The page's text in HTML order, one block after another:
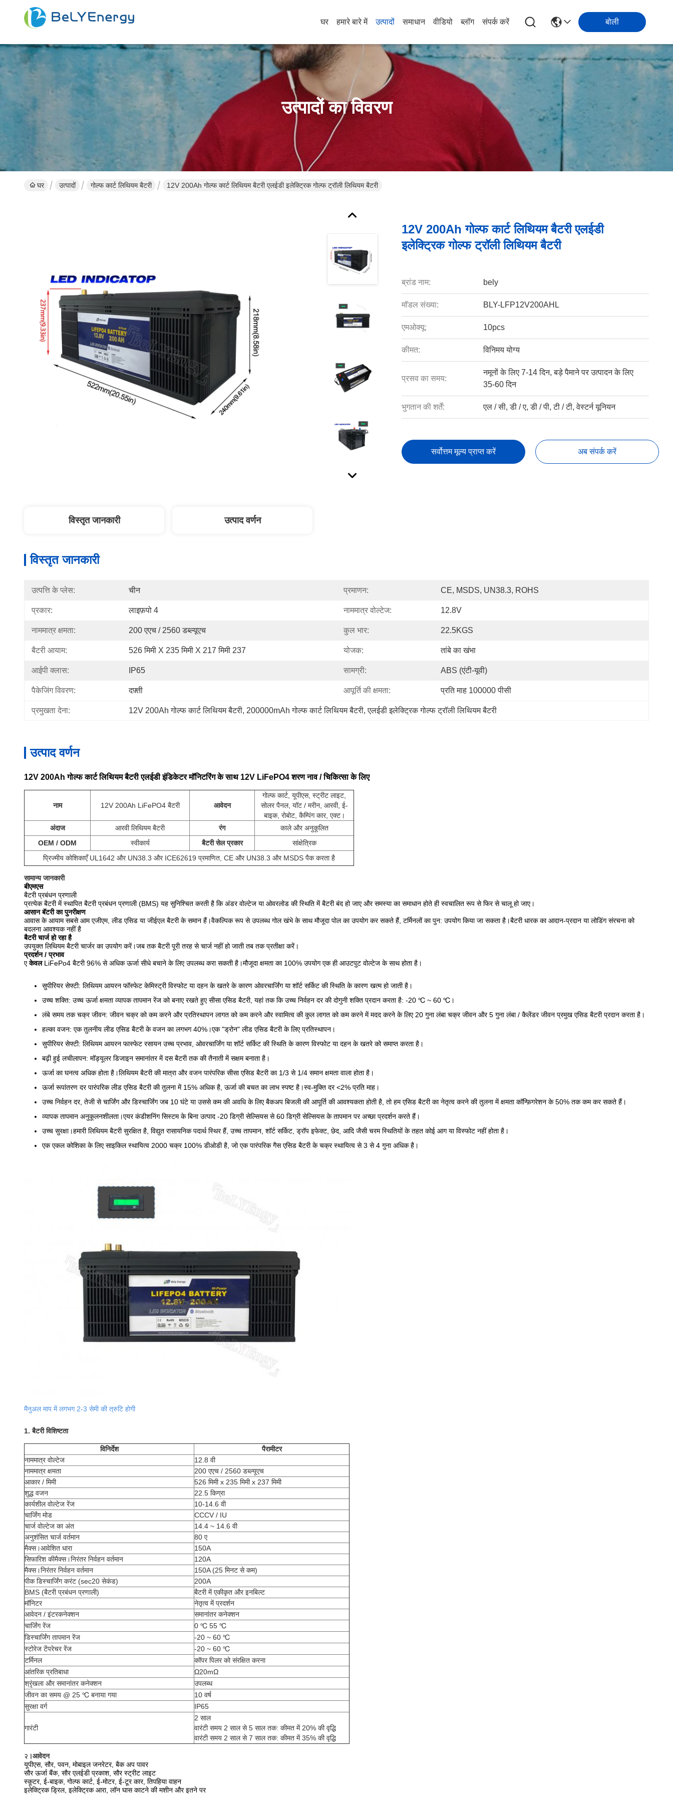
घर हमारे बारे में उत्पादों समाधान वीडियो ब्लॉग संपर्क करें बोली
उत्पादों का विवरण
घर उत्पादों गोल्फ कार्ट लिथियम बैटरी 12V 200Ah गोल्फ कार्ट लिथियम बैटरी एलईडी इलेक्ट्रिक गोल्फ ट्रॉली लिथियम बैटरी
12V 200Ah गोल्फ कार्ट लिथियम बैटरी एलईडी
इलेक्ट्रिक गोल्फ ट्रॉली लिथियम बैटरी
ब्रांड नाम: bely
मॉडल संख्या: BLY-LFP12V200AHL
एमओक्यू: 10pcs
कीमत: विनिमय योग्य
प्रसव का समय:
नमूनों के लिए 7-14 दिन, बड़े पैमाने पर उत्पादन के लिए
35-60 दिन
भुगतान की शर्तें: एल / सी, डी / ए, डी / पी, टी / टी, वेस्टर्न यूनियन
सर्वोत्तम मूल्य प्राप्त करें अब संपर्क करें
विस्तृत जानकारी उत्पाद वर्णन
विस्तृत जानकारी
उत्पत्ति के प्लेस: चीन प्रमाणन: CE, MSDS, UN38.3, ROHS
प्रकार: लाइफ़पो 4 नाममात्र वोल्टेज: 12.8V
नाममात्र क्षमता: 200 एएच / 2560 डब्ल्यूएच कुल भार: 22.5KGS
बैटरी आयाम: 526 मिमी X 235 मिमी X 217 मिमी 237 योजक: तांबे का खंभा
आईपी ​​क्लास: IP65 सामग्री: ABS (एंटी-यूवी)
पैकेजिंग विवरण: दफ़्ती आपूर्ति की क्षमता: प्रति माह 100000 पीसी
प्रमुखता देना: 12V 200Ah गोल्फ कार्ट लिथियम बैटरी, 200000mAh गोल्फ कार्ट लिथियम बैटरी, एलईडी इलेक्ट्रिक गोल्फ ट्रॉली लिथियम बैटरी
उत्पाद वर्णन
12V 200Ah गोल्फ कार्ट लिथियम बैटरी एलईडी इंडिकेटर मॉनिटरिंग के साथ 12V LiFePO4 शरण नाव / चिकित्सा के लिए
नाम 12V 200Ah LiFePO4 बैटरी आवेदन
गोल्फ कार्ट, यूपीएस, स्ट्रीट लाइट,
सोलर पैनल, यॉट / मरीन, आरवी, ई-
बाइक, रोबोट, कैम्पिंग कार, एक्ट।
अंदाज
आरवी लिथियम बैटरी रंग
काले और अनुकूलित
OEM / ODM
स्वीकार्य बैटरी सेल प्रकार
सांक्षेत्रिक
प्रिज्मीय कोशिकाएँUL1642 और UN38.3 और ICE62619 प्रमाणित, CE और UN38.3 और MSDS पैक करता है
सामान्य जानकारी
बीएमएस
बैटरी प्रबंधन प्रणाली
प्रत्येक बैटरी में स्थापित बैटरी प्रबंधन प्रणाली (BMS) यह सुनिश्चित करती है कि अंडर वोल्टेज या ओवरलोड की स्थिति में बैटरी बंद हो जाए और समस्या का समाधान होते ही स्वचालित रूप से फिर से चालू हो जाए।
आसान बॅटरी का पुनरीक्षण
आवास के आयाम सबसे आम एजीएम, लीड एसिड या जीईएल बैटरी के समान हैं।वैकल्पिक रूप से उपलब्ध गोल खंभे के साथ मौजूदा पोल का उपयोग कर सकते हैं, टर्मिनलों का पुन: उपयोग किया जा सकता है।बैटरी धारक का आदान-प्रदान या लोडिंग संरचना को
बदलना आवश्यक नहीं है
बैटरी चार्ज हो रहा है
उपयुक्त लिथियम बैटरी चार्जर का उपयोग करें।जब तक बैटरी पूरी तरह से चार्ज नहीं हो जाती तब तक प्रतीक्षा करें।
प्रदर्शन / प्रभाव
एकेवल LiFePo4 बैटरी 96% से अधिक ऊर्जा सीधे बचाने के लिए उपलब्ध करा सकती है।मौजूदा क्षमता का 100% उपयोग एक ही आउटपुट वोल्टेज के साथ होता है।
सुपीरियर सेफ्टी: लिथियम आयरन फॉस्फेट केमिस्ट्री विस्फोट या दहन के खतरे के कारण ओवरचार्जिंग या शॉर्ट सर्किट की स्थिति के कारण खत्म हो जाती है।
उच्च शक्ति: उच्च ऊर्जा क्षमता व्यापक तापमान रेंज को बनाए रखते हुए सीसा एसिड बैटरी, यहां तक ​​कि उच्च निर्वहन दर की दोगुनी शक्ति प्रदान करता है: -20 ℃ ~ 60 ℃।
लंबे समय तक चक्र जीवन: जीवन चक्र को कम करने और प्रतिस्थापन लागत को कम करने और स्वामित्व की कुल लागत को कम करने में मदद करने के लिए 20 गुना लंबा चक्र जीवन और 5 गुना लंबा / कैलेंडर जीवन प्रमुख एसिड बैटरी प्रदान करता है।
हल्का वजन: एक तुलनीय लीड एसिड बैटरी के वजन का लगभग 40%।एक "ड्रोन" लीड एसिड बैटरी के लिए प्रतिस्थापन।
सुपीरियर सेफ्टी: लिथियम आयरन फास्फेट रसायन उच्च प्रभाव, ओवरचार्जिंग या शॉर्ट सर्किट की स्थिति के कारण विस्फोट या दहन के खतरे को समाप्त करता है।
बढ़ी हुई लचीलापन: मॉड्यूलर डिजाइन समानांतर में दस बैटरी तक की तैनाती में सक्षम बनाता है।
ऊर्जा का घनत्व अधिक होता है।लिथियम बैटरी की मात्रा और वजन पारंपरिक सीसा एसिड बैटरी का 1/3 से 1/4 समान क्षमता वाला होता है।
ऊर्जा रूपांतरण दर पारंपरिक लीड एसिड बैटरी की तुलना में 15% अधिक है, ऊर्जा की बचत का लाभ स्पष्ट है।स्व-मुक्ति दर <2% प्रति माह।
उच्च निर्वहन दर, तेजी से चार्जिंग और डिस्चार्जिंग जब 10 घंटे या उससे कम की अवधि के लिए बैकअप बिजली की आपूर्ति की आवश्यकता होती है, तो हम एसिड बैटरी का नेतृत्व करने की तुलना में क्षमता कॉन्फ़िगरेशन के 50% तक कम कर सकते हैं।
व्यापक तापमान अनुकूलनशीलता।एयर कंडीशनिंग सिस्टम के बिना उत्पाद -20 डिग्री सेल्सियस से 60 डिग्री सेल्सियस के तापमान पर अच्छा प्रदर्शन करते हैं।
उच्च सुरक्षा।हमारी लिथियम बैटरी सुरक्षित है, विद्युत रासायनिक पदार्थ स्थिर हैं, उच्च तापमान, शॉर्ट सर्किट, ड्रॉप इफेक्ट, छेद, आदि जैसी चरम स्थितियों के तहत कोई आग या विस्फोट नहीं होता है।
एक एकल कोशिका के लिए साइकिल स्थायित्व 2000 चक्र 100% डीओडी है, जो एक पारंपरिक गैस एसिड बैटरी के चक्र स्थायित्व से 3 से 4 गुना अधिक है।
मैनुअल माप में लगभग 2-3 सेमी की त्रुटि होगी
1. बैटरी विशिष्टता
विनिर्देश
पैरामीटर
नाममात्र वोल्टेज
12.8 वी
नाममात्र क्षमता
200 एएच / 2560 डब्ल्यूएच
आकार / मिमी
526 मिमी x 235 मिमी x 237 मिमी
शुद्ध वजन
22.5 किग्रा
कार्यशील वोल्टेज रेंज
10-14.6 वी
चार्जिंग मोड
CCCV / IU
चार्ज वोल्टेज का अंत
14.4 ~ 14.6 वी
अनुशंसित चार्ज वर्तमान
80 ए
मैक्स।आवेशित धारा
150A
सिफारिश कीमैक्स।निरंतर निर्वहन वर्तमान
120A
मैक्स।निरंतर निर्वहन वर्तमान
150A (25 मिनट से कम)
पीक डिस्चार्जिंग करंट (sec20 सेकंड)
200A
BMS (बैटरी प्रबंधन प्रणाली)
बैटरी में एकीकृत और इनबिल्ट
मॉनिटर
नेतृत्व में प्रदर्शन
आवेदन / इंटरकनेक्शन
समानांतर कनेक्शन
चार्जिंग रेंज
0 ℃ 55 ℃
डिस्चार्जिंग तापमान रेंज
-20 ~ 60 ℃
स्टोरेज टेंपरेचर रेंज
-20 ~ 60 ℃
टर्मिनल
कॉपर पिलर को संरक्षित करना
आंतरिक प्रतिबाधा
Ω20mΩ
श्रृंखला और समानांतर कनेक्शन
उपलब्ध
जीवन का समय @ 25 ℃ बनाया गया
10 वर्ष
सुरक्षा वर्ग
IP65
गारंटी
2 साल
वारंटी समय 2 साल से 5 साल तक: कीमत में 20% की वृद्धि
वारंटी समय 2 साल से 7 साल तक: कीमत में 35% की वृद्धि
२ ।आवेदन
यूपीएस, सौर, पवन, मोबाइल जनरेटर, बैक अप पावर
सौर ऊर्जा बैंक, सौर एलईडी प्रकाश, सौर स्ट्रीट लाइट
स्कूटर, ई-बाइक, गोल्फ कार्ट, ई-मोटर, ई-टूर कार, तिपहिया वाहन
इलेक्ट्रिक ड्रिल, इलेक्ट्रिक आरा, लॉन घास काटने की मशीन और इतने पर